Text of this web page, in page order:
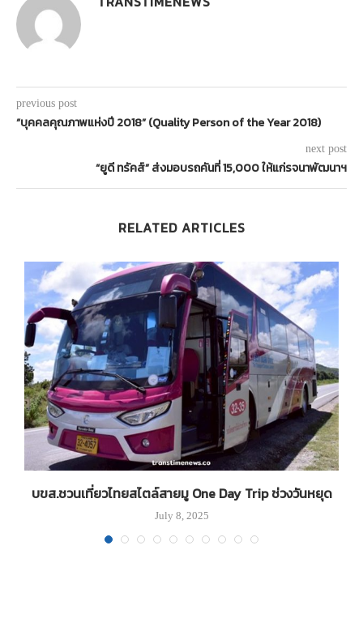
previous post
“บุคคลคุณภาพแห่งปี 2018” (Quality Person of the Year 2018)
next post
“ยูดี ทรัคส์” ส่งมอบรถคันที่ 15,000 ให้แก่รจนาพัฒนาฯ
RELATED ARTICLES
บขส.ชวนเที่ยวไทยสไตล์สายมู One Day Trip ช่วงวันหยุด
July 8, 2025